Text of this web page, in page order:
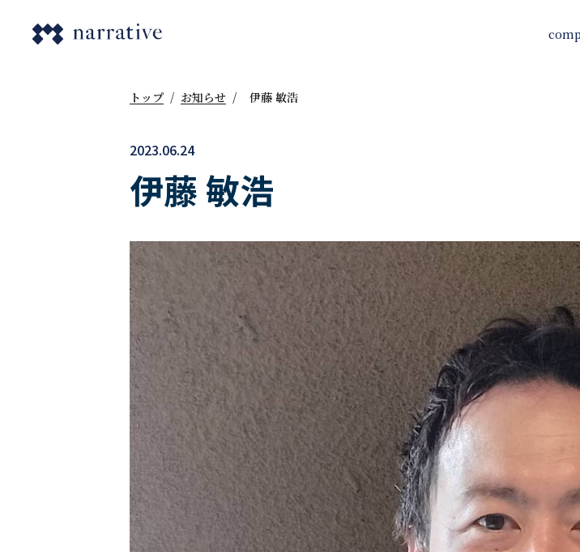
トップ / お知らせ / 伊藤 敏浩
2023.06.24
伊藤 敏浩